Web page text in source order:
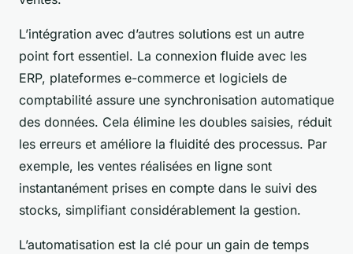
L’intégration avec d’autres solutions est un autre
point fort essentiel. La connexion fluide avec les
ERP, plateformes e-commerce et logiciels de
comptabilité assure une synchronisation automatique
des données. Cela élimine les doubles saisies, réduit
les erreurs et améliore la fluidité des processus. Par
exemple, les ventes réalisées en ligne sont
instantanément prises en compte dans le suivi des
stocks, simplifiant considérablement la gestion.
L’automatisation est la clé pour un gain de temps